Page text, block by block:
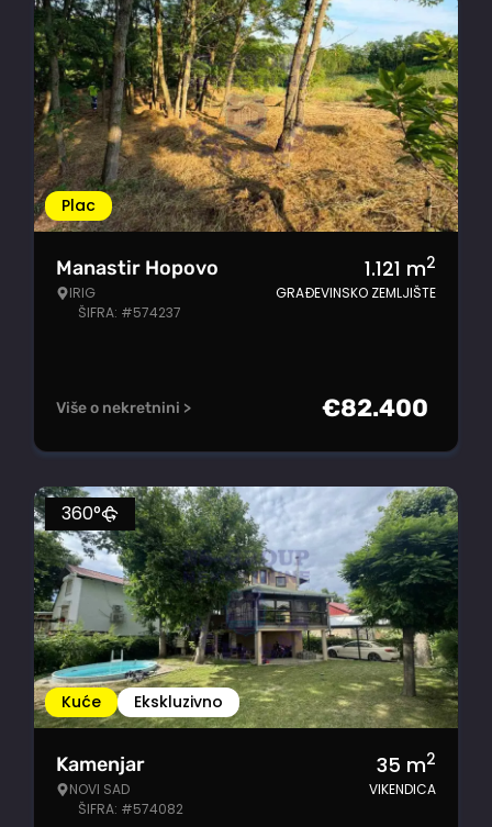
Plac
Manastir Hopovo
IRIG
ŠIFRA: #574237
1.121 m2
GRAĐEVINSKO ZEMLJIŠTE
Više o nekretnini > €82.400
Kuće Ekskluzivno
360°
Kamenjar
NOVI SAD
ŠIFRA: #574082
35 m2
VIKENDICA